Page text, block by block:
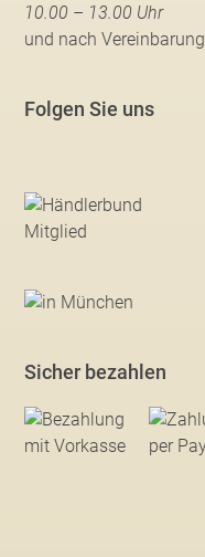
10.00 – 13.00 Uhr
und nach Vereinbarung
Folgen Sie uns
Sicher bezahlen